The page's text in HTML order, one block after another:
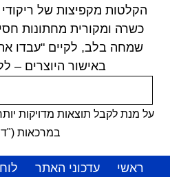
הקלטות מקפיצות של
כשרה ומקורית מחתונות
שמחה בלב, לקיים "עבדו
באישור היוצרים –
על מנת לקבל תוצאות מדויקות
במרכאות
ראשי עדכוני האתר